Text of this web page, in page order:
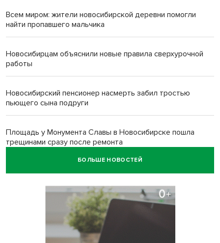
Всем миром: жители новосибирской деревни помогли
найти пропавшего мальчика
Новосибирцам объяснили новые правила сверхурочной
работы
Новосибирский пенсионер насмерть забил тростью
пьющего сына подруги
Площадь у Монумента Славы в Новосибирске пошла
трещинами сразу после ремонта
БОЛЬШЕ НОВОСТЕЙ